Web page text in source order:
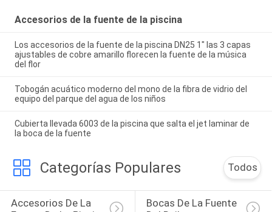
Accesorios de la fuente de la piscina
Los accesorios de la fuente de la piscina DN25 1" las 3 capas
ajustables de cobre amarillo florecen la fuente de la música
del flor
Tobogán acuático moderno del mono de la fibra de vidrio del
equipo del parque del agua de los niños
Cubierta llevada 6003 de la piscina que salta el jet laminar de
la boca de la fuente
Categorías Populares Todos
Accesorios De La
Bocas De La Fuente